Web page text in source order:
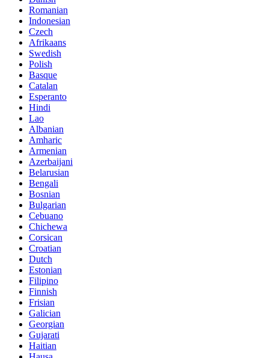
Romanian
Indonesian
Czech
Afrikaans
Swedish
Polish
Basque
Catalan
Esperanto
Hindi
Lao
Albanian
Amharic
Armenian
Azerbaijani
Belarusian
Bengali
Bosnian
Bulgarian
Cebuano
Chichewa
Corsican
Croatian
Dutch
Estonian
Filipino
Finnish
Frisian
Galician
Georgian
Gujarati
Haitian